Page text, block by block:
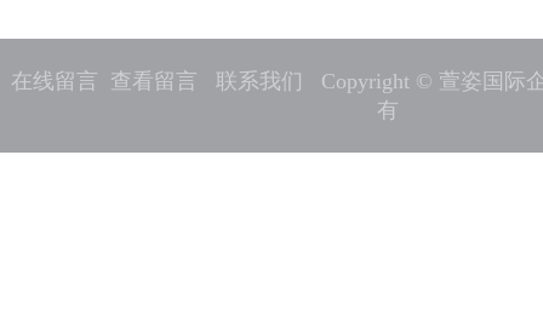
在线留言 查看留言 联系我们
Copyright © 萱姿国际
有